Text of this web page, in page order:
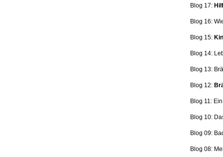
Blog 17:
Blog 16:
Blog 15:
Blog 14:
Blog 13:
Blog 12:
Blog 11:
Blog 10:
Blog 09:
Blog 08: